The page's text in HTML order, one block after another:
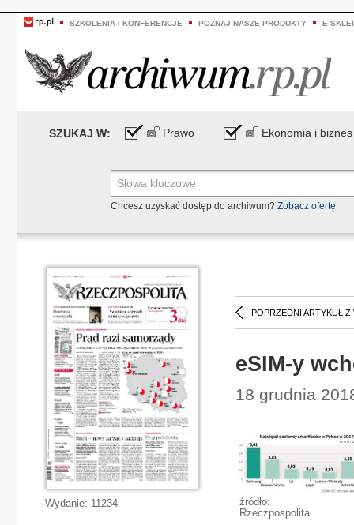
SZKOLENIA I KONFERENCJE POZNAJ NASZE PRODUKTY E-
SZUKAJ W: Prawo Ekonomia i biznes
Chcesz uzyskać dostęp do archiwum? Zobacz ofertę
POPRZEDNI ARTYKUŁ Z
eSIM-y
18 grudnia
źródło:
Rzeczpospolita
Wydanie: 11234